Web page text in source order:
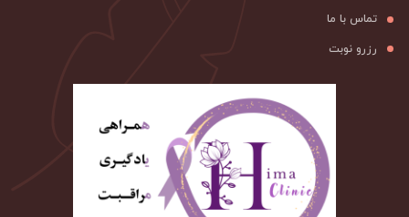
تماس با ما
رزرو نوبت